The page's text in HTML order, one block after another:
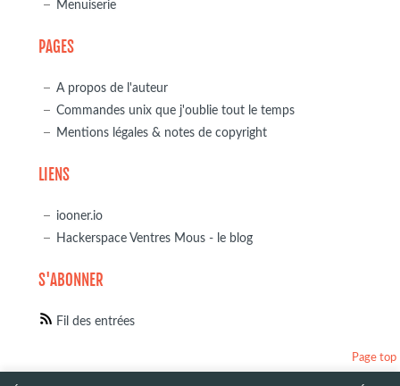
Menuiserie
PAGES
A propos de l'auteur
Commandes unix que j'oublie tout le temps
Mentions légales & notes de copyright
LIENS
iooner.io
Hackerspace Ventres Mous - le blog
S'ABONNER
Fil des entrées
Page top